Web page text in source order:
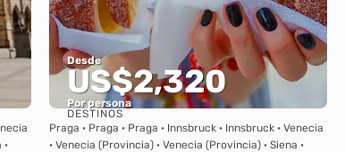
·
Desde
US$2,320
Por persona
Ver
DESTINOS
Praga · Praga · Praga · Innsbruck · Innsbruck · Venecia
· Venecia (Provincia) · Venecia (Provincia) · Siena ·